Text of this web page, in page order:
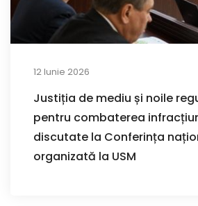
12 Iunie 2026
Justiția de mediu și noile
pentru combaterea
discutate la Conferința
organizată la USM